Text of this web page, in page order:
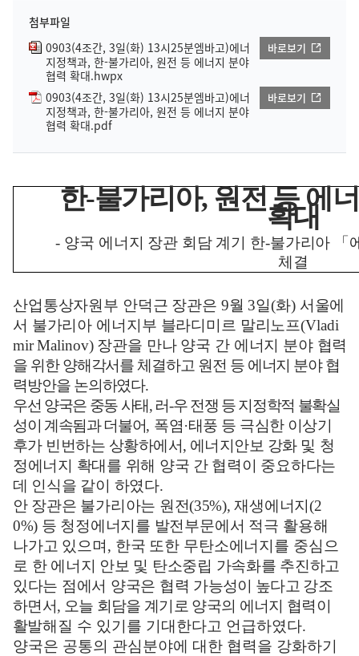
첨부파일
0903(4조간, 3일(화) 13시25분엠바고)에너
지정책과, 한-불가리아, 원전 등 에너지 분야
협력 확대.hwpx
바로보기
0903(4조간, 3일(화) 13시25분엠바고)에너
지정책과, 한-불가리아, 원전 등 에너지 분야
협력 확대.pdf
바로보기
한-불가리아, 원전 등 에
확대
- 양국 에너지 장관 회담 계기 한-불가리아 「
체결
산업통상자원부 안덕근 장관은 9월 3일(화) 서울에
서 불가리아 에너지부 블라디미르 말리노프(Vladi
mir Malinov) 장관을 만나 양국 간 에너지 분야 협력
을 위한 양해각서를 체결하고 원전 등 에너지 분야 협
력방안을 논의하였다.
우선 양국은 중동 사태, 러-우 전쟁 등 지정학적 불확실
성이 계속됨과 더불어, 폭염·태풍 등 극심한 이상기
후가 빈번하는 상황하에서, 에너지안보 강화 및 청
정에너지 확대를 위해 양국 간 협력이 중요하다는
데 인식을 같이 하였다.
안 장관은 불가리아는 원전(35%),재생에너지(2
0%) 등 청정에너지를 발전부문에서 적극 활용해
나가고 있으며 , 한국 또한 무탄소에너지를 중심으
로 한 에너지 안보 및 탄소중립 가속화를 추진하고
있다는 점에서 양국은 협력 가능성이 높다고 강조
하면서, 오늘 회담을 계기로 양국의 에너지 협력이
활발해질 수 있기를 기대한다고 언급하였다.
양국은 공통의 관심분야에 대한 협력을 강화하기